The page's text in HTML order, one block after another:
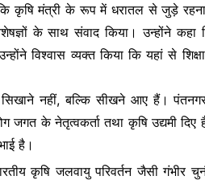
कृषि मंत्री के रूप में धरातल से जुड़े
के साथ संवाद किया। उन्होंने
विश्वास व्यक्त किया कि यहां से
नहीं, बल्कि सीखने आए हैं। पंतनगर
जगत के नेतृत्वकर्ता तथा कृषि उद्यमी
है।
कृषि जलवायु परिवर्तन जैसी गंभीर